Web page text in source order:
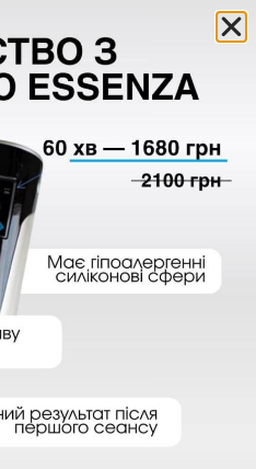
—
інноваційна процедура
яка підходить для
волосся. Після
блиску, без щільності,
TOKIO INKARAMI
—
Завдяки компоненту